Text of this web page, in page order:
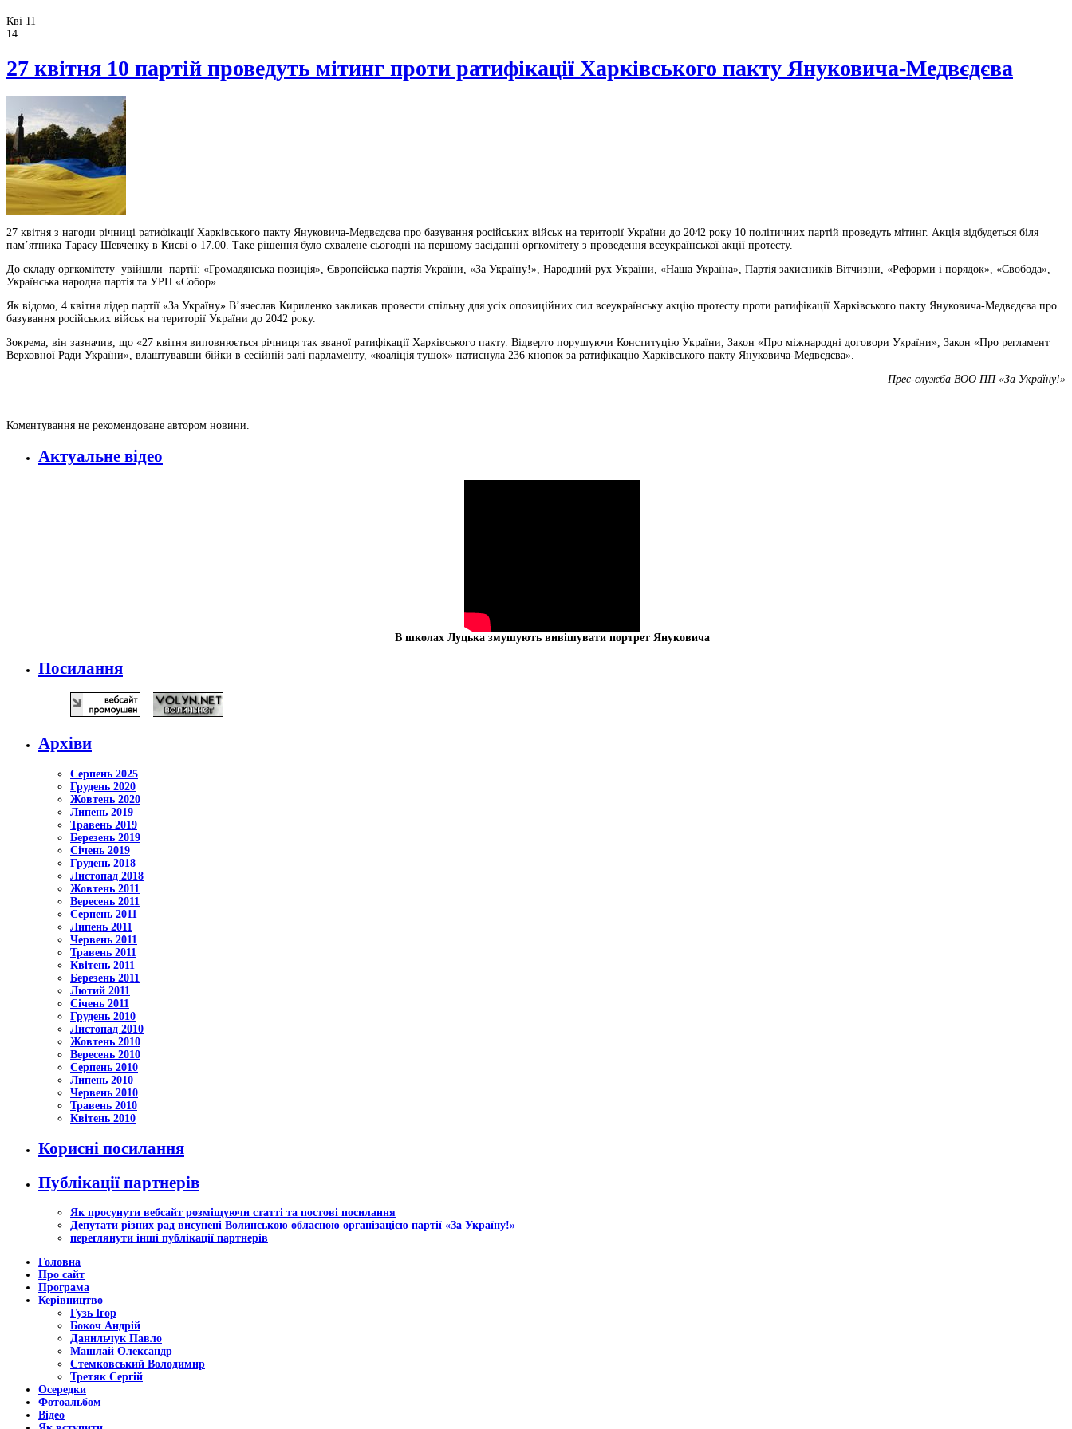
Кві 11
14
27 квітня 10 партій проведуть мітинг проти ратифікації Харківського пакту Януковича-Медвєдєва
27 квітня з нагоди річниці ратифікації Харківського пакту Януковича-Медвєдєва про базування російських військ на території України до 2042 року 10 політичних партій проведуть мітинг. Акція відбудеться біля
пам’ятника Тарасу Шевченку в Києві о 17.00. Таке рішення було схвалене сьогодні на першому засіданні оргкомітету з проведення всеукраїнської акції протесту.
До складу оргкомітету увійшли партії: «Громадянська позиція», Європейська партія України, «За Україну!», Народний рух України, «Наша Україна», Партія захисників Вітчизни, «Реформи і порядок», «Свобода»,
Українська народна партія та УРП «Собор».
Як відомо, 4 квітня лідер партії «За Україну» В’ячеслав Кириленко закликав провести спільну для усіх опозиційних сил всеукраїнську акцію протесту проти ратифікації Харківського пакту Януковича-Медвєдєва про
базування російських військ на території України до 2042 року.
Зокрема, він зазначив, що «27 квітня виповнюється річниця так званої ратифікації Харківського пакту. Відверто порушуючи Конституцію України, Закон «Про міжнародні договори України», Закон «Про регламент
Верховної Ради України», влаштувавши бійки в сесійній залі парламенту, «коаліція тушок» натиснула 236 кнопок за ратифікацію Харківського пакту Януковича-Медвєдєва».
Прес-служба ВОО ПП «За Україну!»
Коментування не рекомендоване автором новини.
Актуальне відео
В школах Луцька змушують вивішувати портрет Януковича
Посилання
Архіви
Серпень 2025
Грудень 2020
Жовтень 2020
Липень 2019
Травень 2019
Березень 2019
Січень 2019
Грудень 2018
Листопад 2018
Жовтень 2011
Вересень 2011
Серпень 2011
Липень 2011
Червень 2011
Травень 2011
Квітень 2011
Березень 2011
Лютий 2011
Січень 2011
Грудень 2010
Листопад 2010
Жовтень 2010
Вересень 2010
Серпень 2010
Липень 2010
Червень 2010
Травень 2010
Квітень 2010
Корисні посилання
Публікації партнерів
Як просунути вебсайт розміщуючи статті та постові посилання
Депутати різних рад висунені Волинською обласною організацією партії «За Україну!»
переглянути інші публікації партнерів
Головна
Про сайт
Програма
Керівництво
Гузь Ігор
Бокоч Андрій
Данильчук Павло
Машлай Олександр
Стемковський Володимир
Третяк Сергій
Осередки
Фотоальбом
Відео